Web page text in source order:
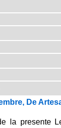
De
la presente